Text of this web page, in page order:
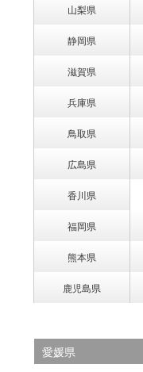
山梨県
静岡県
滋賀県
兵庫県
鳥取県
広島県
香川県
福岡県
熊本県
鹿児島県
愛媛県